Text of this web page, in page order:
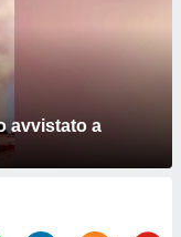
avvistato a